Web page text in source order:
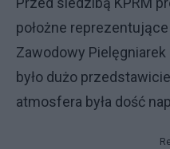
położne
Zawodowy
było dużo
atmosfera była dość